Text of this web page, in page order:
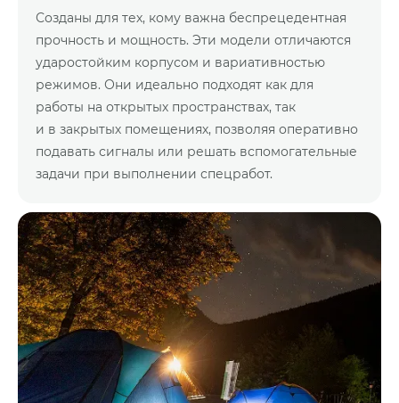
Созданы для тех, кому важна беспрецедентная
прочность и мощность. Эти модели отличаются
ударостойким корпусом и вариативностью
режимов. Они идеально подходят как для
работы на открытых пространствах, так
и в закрытых помещениях, позволяя оперативно
подавать сигналы или решать вспомогательные
задачи при выполнении спецработ.